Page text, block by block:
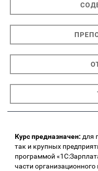
Курс предназначен: для
так и крупных
программой
части